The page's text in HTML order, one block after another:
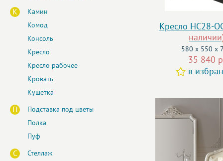
К
Камин
Комод
Консоль
Кресло
Кресло рабочее
Кровать
Кушетка
П
Подставка под цветы
Полка
Пуф
С
Стеллаж
Кресло HC28-
580 x 550 x
35 840
в